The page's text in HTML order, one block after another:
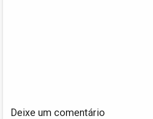
Deixe um comentário